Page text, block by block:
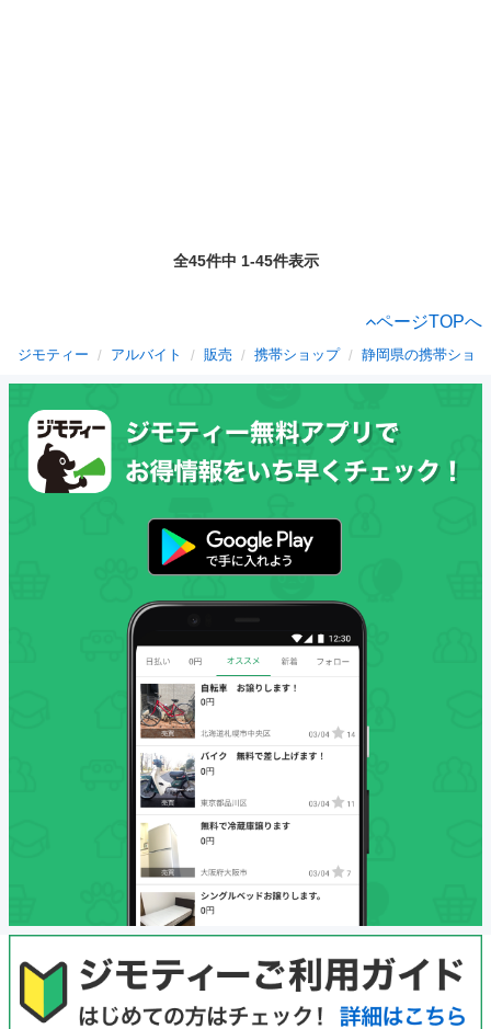
全45件中 1-45件表示
ページTOPへ
ジモティー アルバイト 販売 携帯ショップ 静岡県の携帯ショ